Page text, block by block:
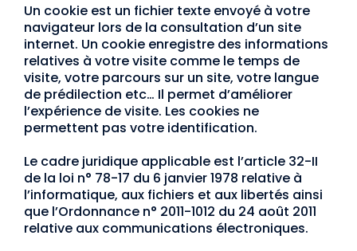
Un cookie est un fichier texte envoyé à votre
navigateur lors de la consultation d’un site
internet. Un cookie enregistre des informations
relatives à votre visite comme le temps de
visite, votre parcours sur un site, votre langue
de prédilection etc… Il permet d’améliorer
l’expérience de visite. Les cookies ne
permettent pas votre identification.
Le cadre juridique applicable est l’article 32-II
de la loi n° 78-17 du 6 janvier 1978 relative à
l’informatique, aux fichiers et aux libertés ainsi
que l’Ordonnance n° 2011-1012 du 24 août 2011
relative aux communications électroniques.